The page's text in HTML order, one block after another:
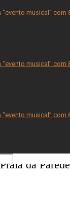
anos
com 80
da Parede